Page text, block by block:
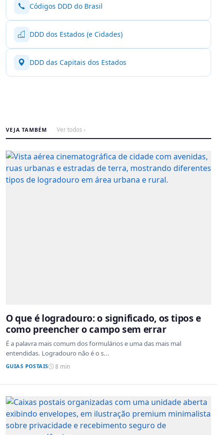
Códigos DDD do Brasil
DDD dos Estados (e Cidades)
DDD das Capitais dos Estados
VEJA TAMBÉM Ver todos ›
O que é logradouro: o significado, os tipos e
como preencher o campo sem errar
É a palavra mais comum dos formulários e uma das mais mal
entendidas. Logradouro não é o s...
GUIAS POSTAIS 8 min